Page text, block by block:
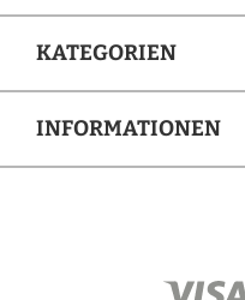
KATEGORIEN
INFORMATIONEN